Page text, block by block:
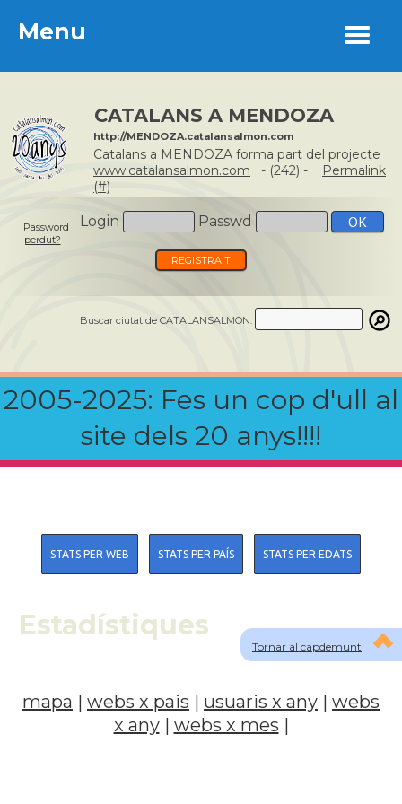
Menu
CATALANS A MENDOZA
http://MENDOZA.catalansalmon.com
Catalans a MENDOZA forma part del projecte
www.catalansalmon.com - (242) -
Permalink
(#)
Login Passwd
Password
perdut?
REGISTRA'T
Buscar ciutat de CATALANSALMON:
2005-2025: Fes un cop d'ull al
site dels 20 anys!!!!
Menu
Tornar al capdemunt
STATS PER WEB STATS PER PAÍS STATS PER EDATS
Estadístiques
mapa | webs x pais | usuaris x any | webs
x any| webs x mes |